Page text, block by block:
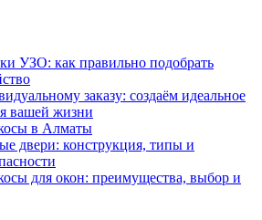
УЗО: как правильно подобрать
заказу: создаём идеальное
вашей жизни
в Алматы
двери: конструкция, типы и
для окон: преимущества, выбор и